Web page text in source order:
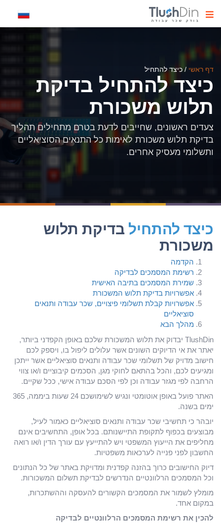
דף ראשי /כיצד להתחיל
כיצד להתחיל בדיקת
תלוש משכורת
צעדים ראשונים, שחייבים לדעת בטרם מתחילים תהליך
בדיקת תלוש משכורת לאימות כל התנאים הסוציאליים
ותשלומי מעסיק אחרים.
כיצד להתחיל בדיקת תלוש
משכורת
הקדמה
רשימת המסמכים לבדיקה
שמירת המסמכים בתיבה האישית
אפשרויות בדיקת תלוש המשכורת
אפשרויות קבלת תשלומי פיצויים, שכר עבודה ותנאים
סוציאליים
מהלך הבא
TlushDin יבדוק את תלוש המשכורת שלכם באופן הקפדני ביותר,
יאתר את אי הדיוקים השונים אשר עלולים ליפול בו, ויספק לכם
חישוב מדויק של תשלומי שכר עבודה ותנאים סוציאליים אשר ייתכן
ומגיעים לכם, והכל בהתאם לחוקי מגן, הסכמים קיבוציים ו/או צווי
הרחבה לפי מגזר עבודה וכן לפי הסכם עבודה אישי, ככל שקיים.
האתר פועל באופן אוטומטי ונגיש לשימושכם 24 שעות ביממה, 365
ימים בשנה.
יובהר כי תחשיבי שכר עבודה ותנאים סוציאליים כאמור לעיל,
מבוצעים בכפוף לתקופת התיישנותם. בכל אופן, התחשיבים אינם
מחליפים את הייעוץ המשפטי ויש להתייעץ עם עורך הדין ו/או רואה
החשבון לפני פנייה לערכאות משפטיות.
דיוק החישובים כרוך בהזנה קפדנית ומדויקת באתר של כל הנתונים
וכל המסמכים הרלוונטיים הנדרשים לבדיקת תשלום המשכורות.
מומלץ לשמור את המסמכים הקשורים להעסקה וההשתכרות,
במקום אחד.
להכין את רשימת המסמכים הרלוונטיים לבדיקה